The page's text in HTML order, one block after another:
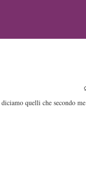
quelli che secondo me